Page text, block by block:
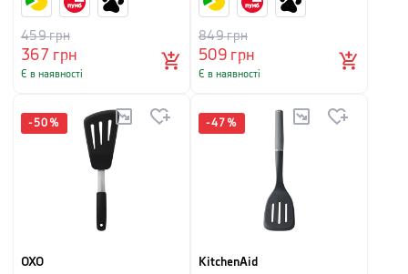
367 грн
459грн
Є в наявності
509грн
849грн
Є в наявності
-50 %
OXO
-47 %
KitchenAid